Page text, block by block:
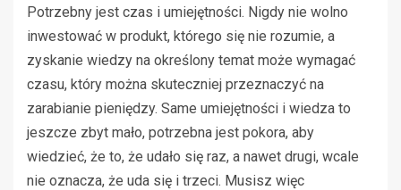
Potrzebny jest czas i umiejętności. Nigdy nie wolno
inwestować w produkt, którego się nie rozumie, a
zyskanie wiedzy na określony temat może wymagać
czasu, który można skuteczniej przeznaczyć na
zarabianie pieniędzy. Same umiejętności i wiedza to
jeszcze zbyt mało, potrzebna jest pokora, aby
wiedzieć, że to, że udało się raz, a nawet drugi, wcale
nie oznacza, że uda się i trzeci. Musisz więc